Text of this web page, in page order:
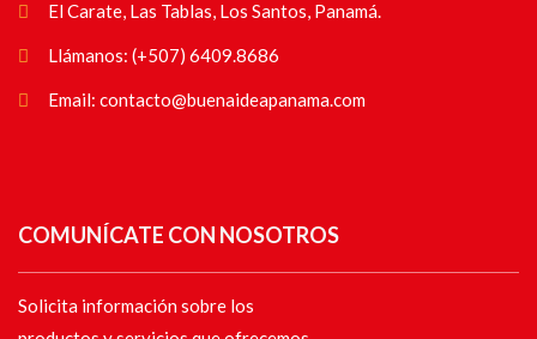
El Carate, Las Tablas, Los Santos, Panamá.
Llámanos: (+507) 6409.8686
Email: contacto@buenaideapanama.com
COMUNÍCATE CON NOSOTROS
Solicita información sobre los